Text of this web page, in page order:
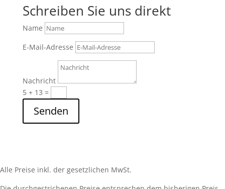
Schreiben Sie uns direkt
Name
E-Mail-Adresse
Nachricht
5 + 13 =
Senden
Alle Preise inkl. der gesetzlichen MwSt.